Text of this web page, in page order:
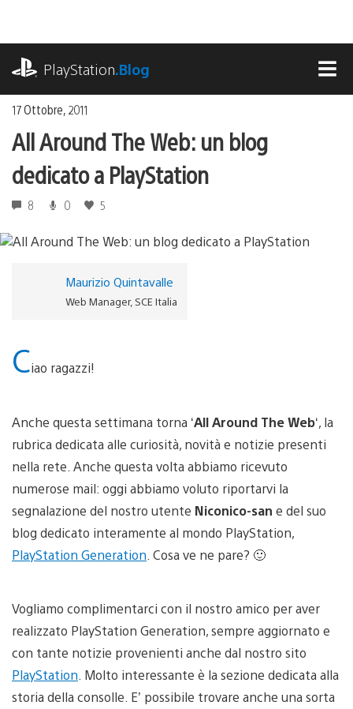
contenuto
PlayStation.Blog
17 Ottobre, 2011
All Around The Web: un blog
dedicato a PlayStation
8 0 5
Maurizio Quintavalle
Web Manager, SCE Italia
Ciao ragazzi!
Anche questa settimana torna ‘All Around The Web‘, la
rubrica dedicata alle curiosità, novità e notizie presenti
nella rete. Anche questa volta abbiamo ricevuto
numerose mail: oggi abbiamo voluto riportarvi la
segnalazione del nostro utente Niconico-san e del suo
blog dedicato interamente al mondo PlayStation,
PlayStation Generation . Cosa ve ne pare? 🙂
Vogliamo complimentarci con il nostro amico per aver
realizzato PlayStation Generation, sempre aggiornato e
con tante notizie provenienti anche dal nostro sito
PlayStation . Molto interessante è la sezione dedicata alla
storia della consolle. E’ possibile trovare anche una sorta